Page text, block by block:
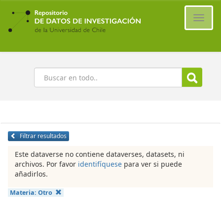
Ir
contenido
principal
Buscar
Filtrar resultados
Este dataverse no contiene dataverses, datasets, ni
archivos. Por favor identifíquese para ver si puede
añadirlos.
Materia: Otro